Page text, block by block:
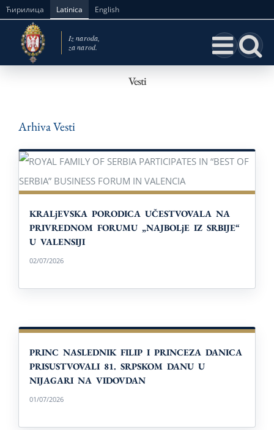
Skip
content
Ћирилица Latinica English
Vesti
Arhiva Vesti
KRALjEVSKA PORODICA UČESTVOVALA NA
U VALENSIJI
KRALjEVSKA PORODICA UČESTVOVALA NA
PRIVREDNOM FORUMU „NAJBOLjE IZ SRBIJE“
U VALENSIJI
02/07/2026
PRISUSTVOVALI 81. SRPSKOM DANU U
NIJAGARI NA VIDOVDAN
PRINC NASLEDNIK FILIP I PRINCEZA DANICA
PRISUSTVOVALI 81. SRPSKOM DANU U
NIJAGARI NA VIDOVDAN
01/07/2026